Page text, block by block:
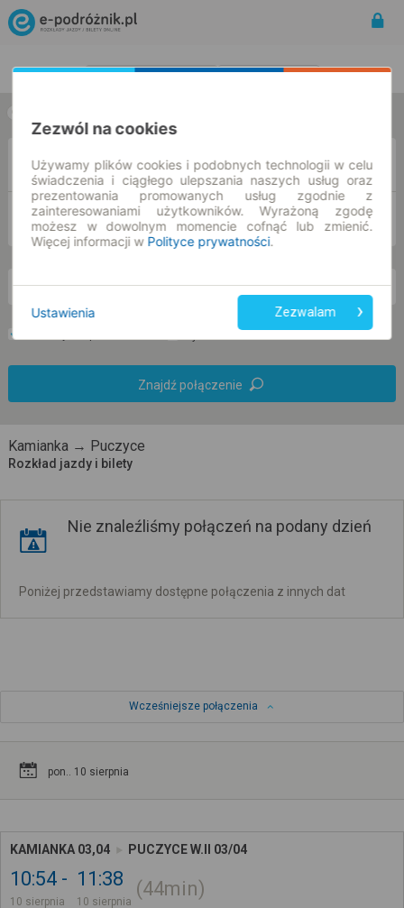
Z
DO
so. 8 sie. -- : --
Znajdź połączenie
Kamianka → Puczyce
Rozkład jazdy i bilety
Nie znaleźliśmy połączeń na podany dzień
Poniżej przedstawiamy dostępne połączenia z innych dat
Wcześniejsze połączenia
pon.. 10 sierpnia
KAMIANKA 03,04 PUCZYCE W.II 03/04
10:54
10 sierpnia
11:38
10 sierpnia
44min
Zezwól na cookies
Używamy plików cookies i podobnych technologii w celu
świadczenia i ciągłego ulepszania naszych usług oraz
prezentowania promowanych usług zgodnie z
zainteresowaniami użytkowników. Wyrażoną zgodę
możesz w dowolnym momencie cofnąć lub zmienić.
Więcej informacji w Polityce prywatności.
Ustawienia Zezwalam